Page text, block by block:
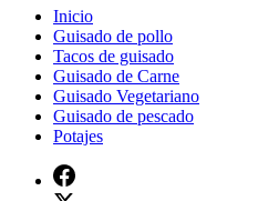
Inicio
Guisado de pollo
Tacos de guisado
Guisado de Carne
Guisado Vegetariano
Guisado de pescado
Potajes